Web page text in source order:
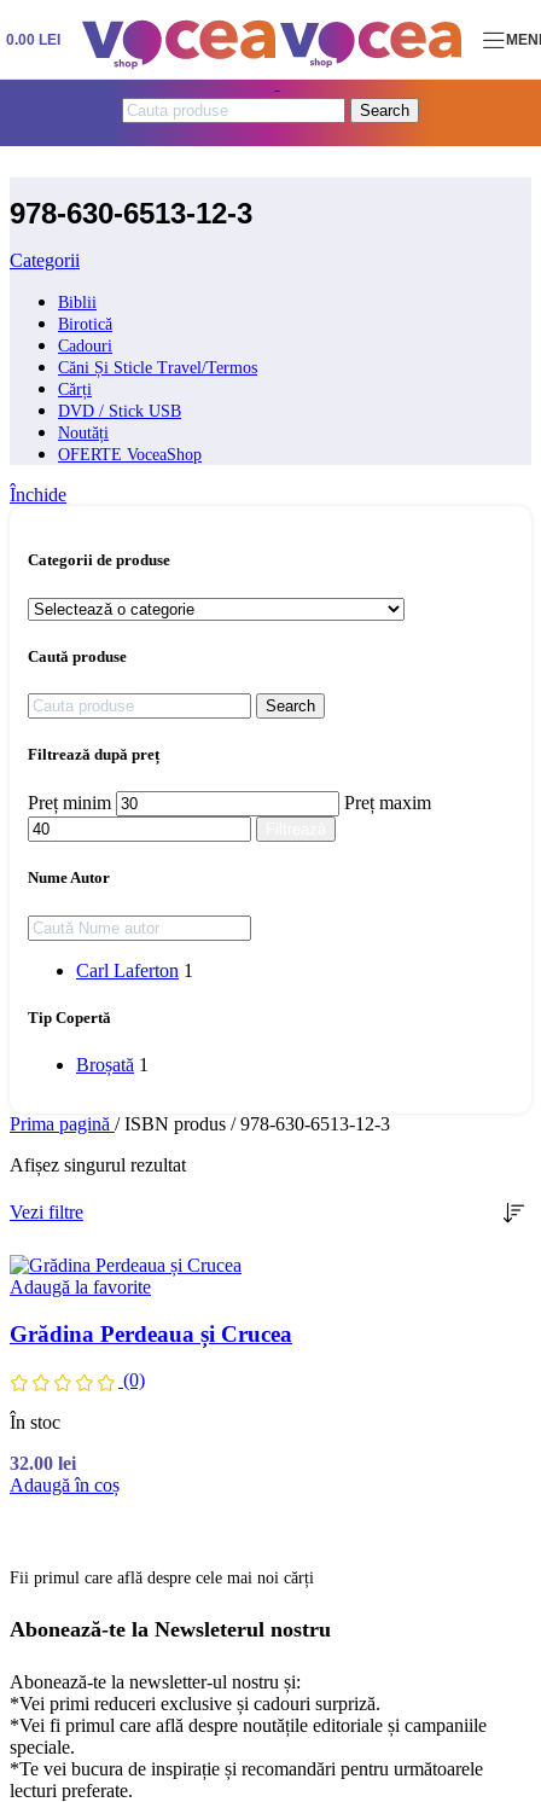
Skip to navigationSkip to main content
0.00 LEI
Search
978-630-6513-12-3
Categorii
Biblii
Birotică
Cadouri
Căni Și Sticle Travel/Termos
Cărți
DVD / Stick USB
Noutăți
OFERTE VoceaShop
Închide
Categorii de produse
Caută produse
Search
Filtrează după preț
Preț minim Preț maxim
Nume Autor
Carl Laferton 1
Tip Copertă
Broșată 1
Prima pagină / ISBN produs / 978-630-6513-12-3
Afișez singurul rezultat
Vezi filtre
Adaugă la favorite
Grădina Perdeaua și Crucea
(0)
În stoc
32.00 lei
Adaugă în coș
Fii primul care află despre cele mai noi cărți
Abonează-te la Newsleterul nostru
Abonează-te la newsletter-ul nostru și:
*Vei primi reduceri exclusive și cadouri surpriză.
*Vei fi primul care află despre noutățile editoriale și campaniile
speciale.
*Te vei bucura de inspirație și recomandări pentru următoarele
lecturi preferate.